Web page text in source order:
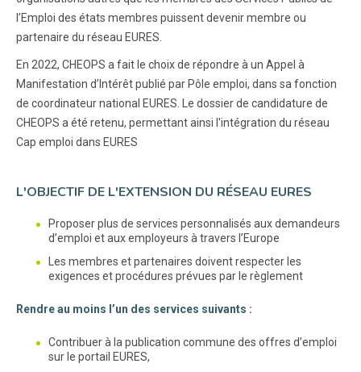
l’Emploi des états membres puissent devenir membre ou
partenaire du réseau EURES.
En 2022, CHEOPS a fait le choix de répondre à un Appel à
Manifestation d’Intérêt publié par Pôle emploi, dans sa fonction
de coordinateur national EURES. Le dossier de candidature de
CHEOPS a été retenu, permettant ainsi l'intégration du réseau
Cap emploi dans EURES
L'OBJECTIF DE L'EXTENSION DU RÉSEAU EURES
Proposer plus de services personnalisés aux demandeurs
d’emploi et aux employeurs à travers l’Europe
Les membres et partenaires doivent respecter les
exigences et procédures prévues par le règlement
Rendre au moins l’un des services suivants :
Contribuer à la publication commune des offres d’emploi
sur le portail EURES,